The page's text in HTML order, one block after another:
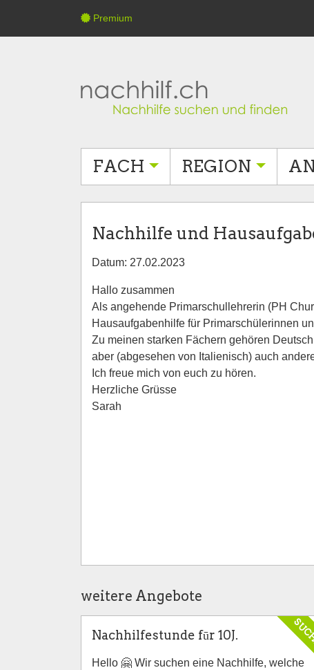
Premium
FACH REGION
Nachhilfe und
Datum: 27.02.2023
Hallo zusammen
Als angehende Primarschullehrerin (PH
Hausaufgabenhilfe für Primarschülerinnen
Zu meinen starken Fächern gehören
aber (abgesehen von Italienisch) auch
Ich freue mich von euch zu hören.
Herzliche Grüsse
Sarah
weitere Angebote
Nachhilfestunde fūr 10J.
Hello 🤗 Wir suchen eine Nachhilfe, welche